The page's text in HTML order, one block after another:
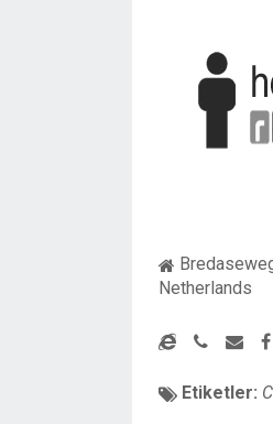
Netherlands
Etiketler: